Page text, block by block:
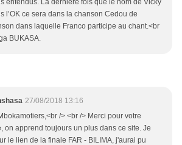
l’OK ce sera dans la chanson Cedou de
dans laquelle Franco participe au chant.<br
BUKASA.
27/08/2018 13:16
/> <br /> Merci pour votre
on apprend toujours un plus dans ce site. Je
le lien de la finale FAR - BILIMA, j'aurai pu